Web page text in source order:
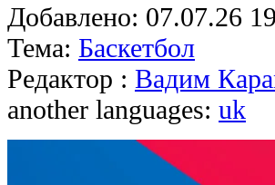
Добавлено: 07.07.26
Тема: Баскетбол
Редактор : Вадим
another languages: uk